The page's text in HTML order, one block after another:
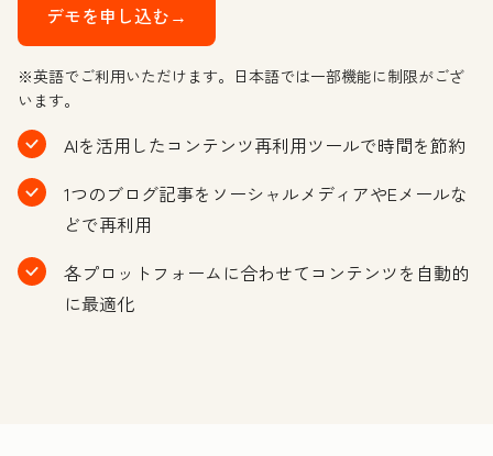
デモを申し込む→
※英語でご利用いただけます。日本語では一部機能に制限がござ
います。
AIを活用したコンテンツ再利用ツールで時間を節約
1つのブログ記事をソーシャルメディアやEメールな
どで再利用
各プロットフォームに合わせてコンテンツを自動的
に最適化